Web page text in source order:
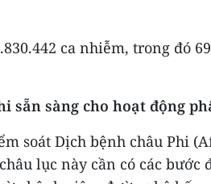
ca nhiễm, trong đó
sẵn sàng cho hoạt động
soát Dịch bệnh châu Phi
lục này cần có các